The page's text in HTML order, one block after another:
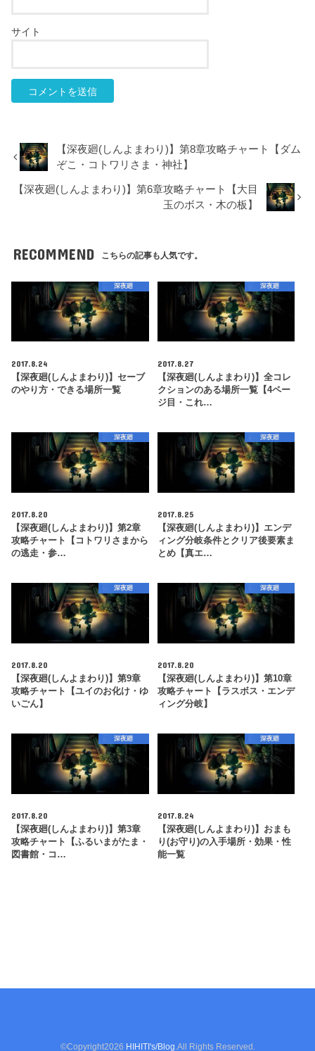
サイト
【深夜廻(しんよまわり)】第8章攻略チャート【ダム
ぞこ・コトワリさま・神社】
【深夜廻(しんよまわり)】第6章攻略チャート【大目
玉のボス・木の板】
RECOMMEND こちらの記事も人気です。
深夜廻
2017.8.24
【深夜廻(しんよまわり)】セーブ
のやり方・できる場所一覧
深夜廻
2017.8.27
【深夜廻(しんよまわり)】全コレ
クションのある場所一覧【4ペー
ジ目・これ…
深夜廻
2017.8.20
【深夜廻(しんよまわり)】第2章
攻略チャート【コトワリさまから
の逃走・参…
深夜廻
2017.8.25
【深夜廻(しんよまわり)】エンデ
ィング分岐条件とクリア後要素ま
とめ【真エ…
深夜廻
2017.8.20
【深夜廻(しんよまわり)】第9章
攻略チャート【ユイのお化け・ゆ
いごん】
深夜廻
2017.8.20
【深夜廻(しんよまわり)】第10章
攻略チャート【ラスボス・エンデ
ィング分岐】
深夜廻
2017.8.20
【深夜廻(しんよまわり)】第3章
攻略チャート【ふるいまがたま・
図書館・コ…
深夜廻
2017.8.24
【深夜廻(しんよまわり)】おまも
り(お守り)の入手場所・効果・性
能一覧
©Copyright2026 HIHITI's/Blog .All Rights Reserved.